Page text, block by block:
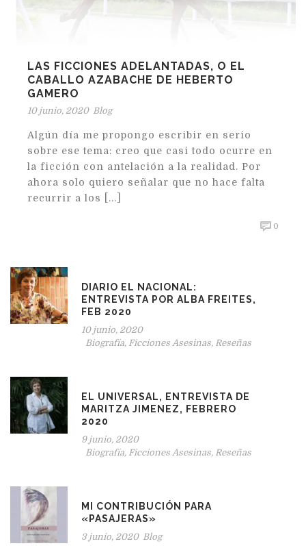
LAS FICCIONES ADELANTADAS, O EL
CABALLO AZABACHE DE HEBERTO
GAMERO
10 junio, 2020 Blog
Algún día me propongo escribir en serio
sobre ese tema: creo que casi todo ocurre en
la ficción con antelación a la realidad. Por
ahora solo quiero señalar que no hace falta
recurrir a los [...]
0
DIARIO EL NACIONAL:
ENTREVISTA POR ALBA FREITES,
FEB 2020
10 junio, 2020
Biografía, Ficciones Asesinas, Reseñas
EL UNIVERSAL, ENTREVISTA DE
MARITZA JIMENEZ, FEBRERO
2020
9 junio, 2020
Biografía, Ficciones Asesinas, Reseñas
MI CONTRIBUCIÓN PARA
«PASAJERAS»
3 junio, 2020 Blog